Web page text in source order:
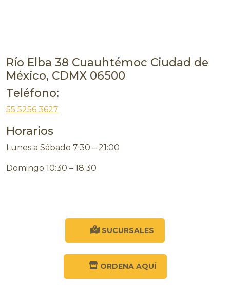
Río Elba 38 Cuauhtémoc Ciudad de
México, CDMX 06500
Teléfono:
55 5256 3627
Horarios
Lunes a Sábado 7:30 – 21:00
Domingo 10:30 – 18:30
SUCURSALES
ORDENA AQUÍ